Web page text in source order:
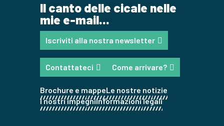
Il canto delle cicale nelle
mie e-mail...
Iscriviti alla nostra newsletter
Contattateci Come arrivare?
Brochure e mappeLe nostre notizie
I nostri impegniInformazioni legali